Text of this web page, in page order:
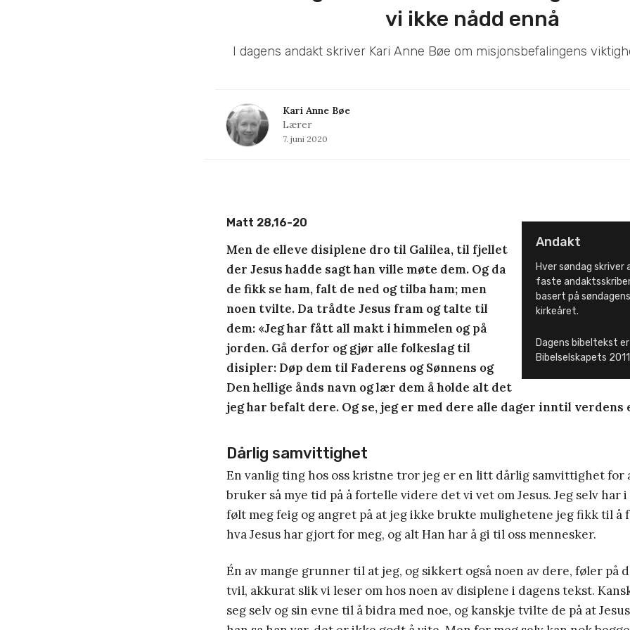
vi ikke nådd ennå
I dagens andakt skriver Kari Anne Bøe om misjonsbefalingens
Kari Anne Bøe
Lærer
7. juni 2020
Andakt
Hver søndag skriver
faste
basert på
kirkeåret.
Dagens bibeltekst
Bibelselskapets
Matt 28,16-20
Men de elleve disiplene dro til Galilea, til fjellet
der Jesus hadde sagt han ville møte dem. Og da
de fikk se ham, falt de ned og tilba ham; men
noen tvilte. Da trådte Jesus fram og talte til
dem: «Jeg har fått all makt i himmelen og på
jorden. Gå derfor og gjør alle folkeslag til
disipler: Døp dem til Faderens og Sønnens og
Den hellige ånds navn og lær dem å holde alt det
jeg har befalt dere. Og se, jeg er med dere alle dager inntil verdens
Dårlig samvittighet
En vanlig ting hos oss kristne tror jeg er en litt dårlig samvittighet for
bruker så mye tid på å fortelle videre det vi vet om Jesus. Jeg selv har
følt meg feig og angret på at jeg ikke brukte mulighetene jeg fikk til å
hva Jesus har gjort for meg, og alt Han har å gi til oss mennesker.
Én av mange grunner til at jeg, og sikkert også noen av dere, føler på
tvil, akkurat slik vi leser om hos noen av disiplene i dagens tekst.
seg selv og sin evne til å bidra med noe, og kanskje tvilte de på at